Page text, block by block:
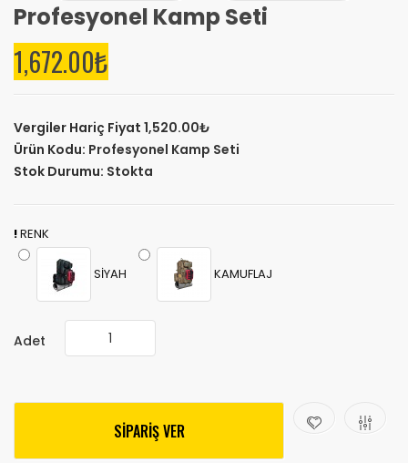
Profesyonel Kamp Seti
1,672.00₺
Vergiler Hariç Fiyat 1,520.00₺
Ürün Kodu: Profesyonel Kamp Seti
Stok Durumu: Stokta
RENK
SİYAH KAMUFLAJ
Adet
SİPARİŞ VER